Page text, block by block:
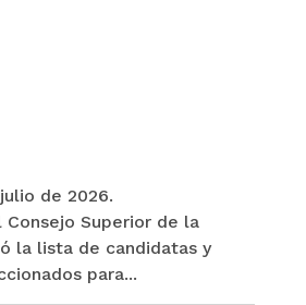
de 2026.
Consejo Superior de la
la lista de candidatas y
para...